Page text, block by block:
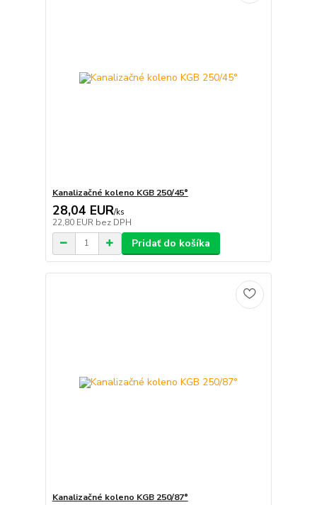
Kanalizačné koleno KGB 250/45°
28,04 EUR/ks
22,80 EUR bez DPH
Pridať do košíka
Kanalizačné koleno KGB 250/87°